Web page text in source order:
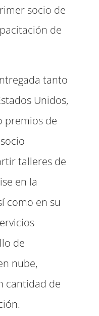
socio de
de
tanto
Unidos,
premios de
talleres de
en la
como en su
de
nube,
cantidad de